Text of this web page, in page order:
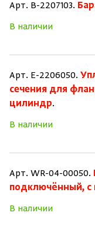
Арт. B-2207103.
В наличии
Арт. E-2206050.
сечения для
цилиндр.
В наличии
Арт. WR-04-00050.
подключённый, с
В наличии